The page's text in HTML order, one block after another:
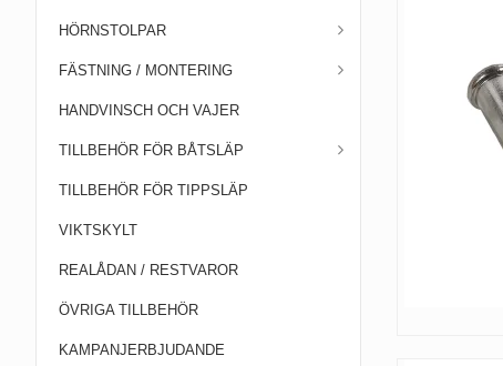
HÖRNSTOLPAR
FÄSTNING / MONTERING
HANDVINSCH OCH VAJER
TILLBEHÖR FÖR BÅTSLÄP
TILLBEHÖR FÖR TIPPSLÄP
VIKTSKYLT
REALÅDAN / RESTVAROR
ÖVRIGA TILLBEHÖR
KAMPANJERBJUDANDE